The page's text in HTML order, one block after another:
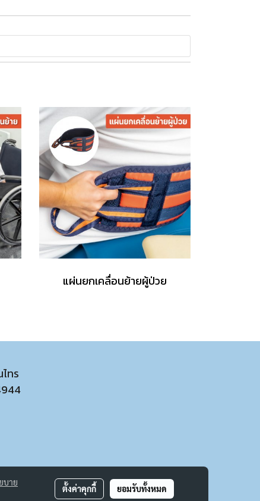
แผ่นยกเคลื่อนย้ายผู้ป่วย
ทร
บาย
ตั้งค่าคุกกี้ ยอมรับทั้งหมด